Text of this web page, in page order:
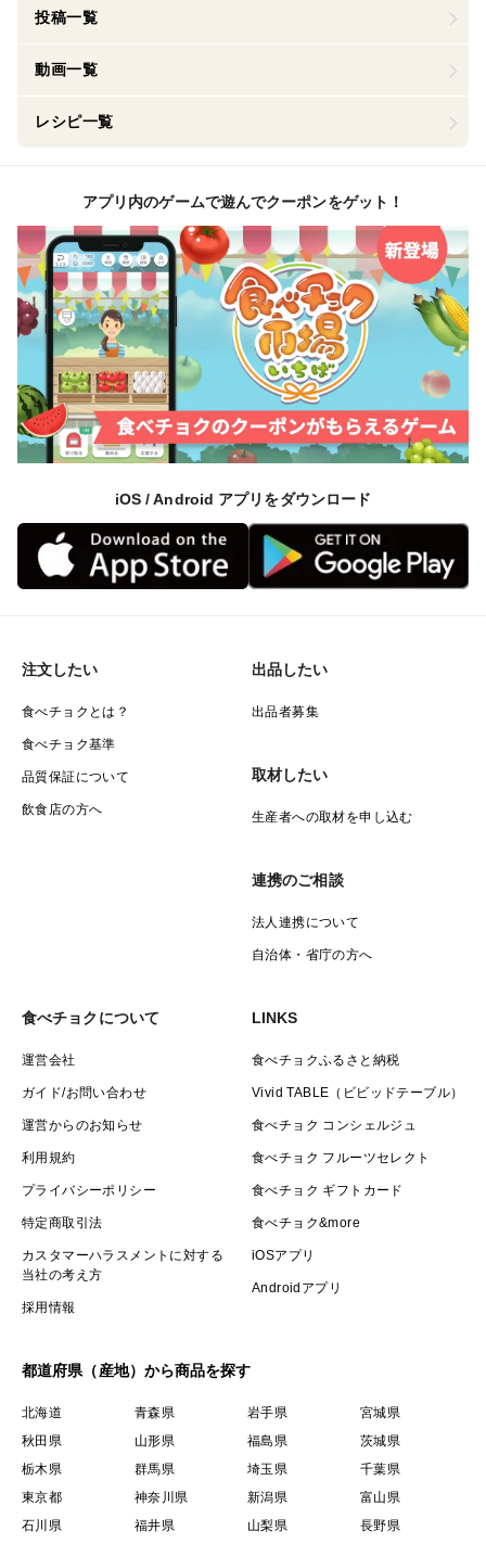
投稿一覧
動画一覧
レシピ一覧
アプリ内のゲームで遊んでクーポンをゲット！
iOS / Android アプリをダウンロード
注文したい
食べチョクとは？
食べチョク基準
品質保証について
飲食店の方へ
出品したい
出品者募集
取材したい
生産者への取材を申し込む
連携のご相談
法人連携について
自治体・省庁の方へ
食べチョクについて
運営会社
ガイド/お問い合わせ
運営からのお知らせ
利用規約
プライバシーポリシー
特定商取引法
カスタマーハラスメントに対する
当社の考え方
採用情報
LINKS
食べチョクふるさと納税
Vivid TABLE（ビビッドテーブル）
食べチョク コンシェルジュ
食べチョク フルーツセレクト
食べチョク ギフトカード
食べチョク&more
iOSアプリ
Androidアプリ
都道府県（産地）から商品を探す
北海道 青森県 岩手県
宮城県
秋田県
山形県 福島県
茨城県
栃木県
群馬県 埼玉県
千葉県
東京都
神奈川県 新潟県
富山県
石川県
福井県 山梨県 長野県